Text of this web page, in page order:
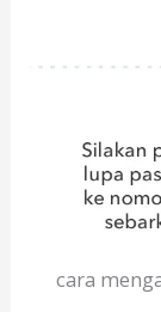
cara